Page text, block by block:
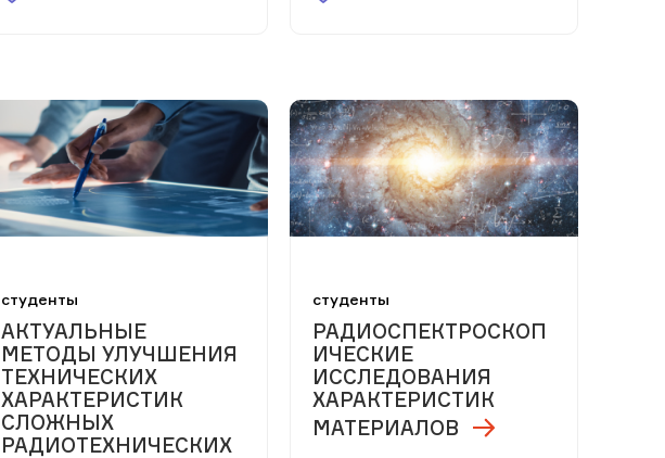
студенты
АКТУАЛЬНЫЕ
МЕТОДЫ УЛУЧШЕНИЯ
ТЕХНИЧЕСКИХ
ХАРАКТЕРИСТИК
СЛОЖНЫХ
РАДИОТЕХНИЧЕСКИХ
студенты
РАДИОСПЕКТРОСКОП
ИЧЕСКИЕ
ИССЛЕДОВАНИЯ
ХАРАКТЕРИСТИК
МАТЕРИАЛОВ